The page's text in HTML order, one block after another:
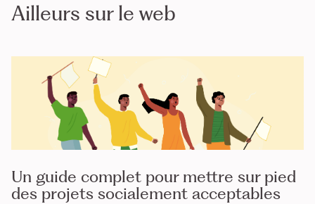
Ailleurs sur le web
Un guide complet pour mettre sur pied
des projets socialement acceptables